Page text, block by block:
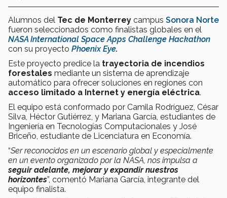
Alumnos del Tec de Monterrey campus Sonora Norte
fueron seleccionados como finalistas globales en el
NASA International Space Apps Challenge Hackathon
con su proyecto Phoenix Eye.
Este proyecto predice la trayectoria de incendios
forestales mediante un sistema de aprendizaje
automático para ofrecer soluciones en regiones con
acceso limitado a Internet y energía eléctrica.
El equipo está conformado por Camila Rodríguez, César
Silva, Héctor Gutiérrez, y Mariana García, estudiantes de
Ingeniería en Tecnologías Computacionales y José
Briceño, estudiante de Licenciatura en Economía.
“Ser reconocidos en un escenario global y especialmente
en un evento organizado por la NASA, nos impulsa a
seguir adelante, mejorar y expandir nuestros
horizontes”, comentó Mariana García, integrante del
equipo finalista.